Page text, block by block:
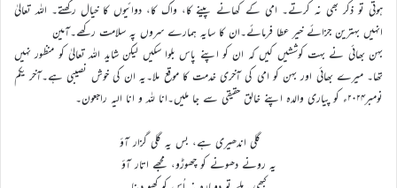
ہوتی تو ذکر بھی نہ کرتے۔ امی کے کھانے پینے کا، واک کا، دوائیوں کا خیال رکھتے۔ اللہ تعالیٰ
انہیں بہترین جزائے خیر عطا فرمائے۔ان کا سایہ ہمارے سروں پہ سلامت رکھے۔آمین
بہن بھائی نے بہت کوششیں کیں کہ ان کو اپنے پاس بلوا سکیں لیکن شاید اللہ تعالیٰ کو منظور نہیں
تھا۔ میرے بھائی اور بہن کو امی کی آخری خدمت کا موقع ملا۔یہ ان کی خوش نصیبی ہے۔آخر یکم
نومبر۲۰۲۴ء کو پیاری والدہ اپنے خالق حقیقی سے جا ملیں۔انا للہ و انا الیہ راجعون۔
گلی اندھیری ہے، بس یہ گلی گزار آؤ
یہ رونے دھونے کو چھوڑو، مجھے اتار آؤ